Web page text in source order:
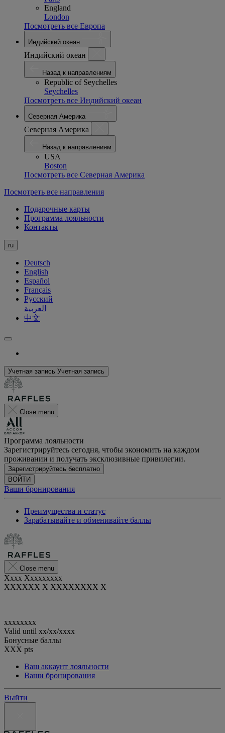
England
London
Посмотреть все Европа
Индийский океан
Индийский океан
Назад к направлениям
Republic of Seychelles
Seychelles
Посмотреть все Индийский океан
Северная Америка
Северная Америка
Назад к направлениям
USA
Boston
Посмотреть все Северная Америка
Посмотреть все направления
Подарочные карты
Программа лояльности
Контакты
ru
Deutsch
English
Español
Français
Русский
العربية
中文
Учетная запись Учетная запись
Close menu
Программа лояльности
Зарегистрируйтесь сегодня, чтобы экономить на каждом
проживании и получать эксклюзивные привилегии.
Зарегистрируйтесь бесплатно
ВОЙТИ
Ваши бронирования
Преимущества и статус
Зарабатывайте и обменивайте баллы
Close menu
Xxxx Xxxxxxxxx
XXXXXX X XXXXXXXX X
xxxxxxxx
Valid until xx/xx/xxxx
Бонусные баллы
XXX pts
Ваш аккаунт лояльности
Ваши бронирования
Выйти